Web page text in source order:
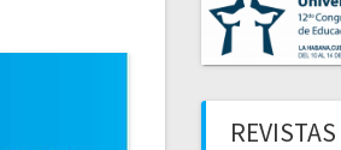
REVISTAS